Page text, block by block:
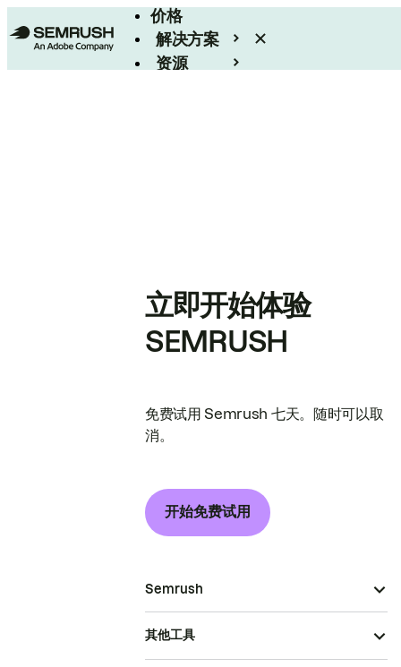
价格
解决方案
资源
立即开始体验
SEMRUSH
免费试用 Semrush 七天。随时可以取
消。
开始免费试用
Semrush
其他工具